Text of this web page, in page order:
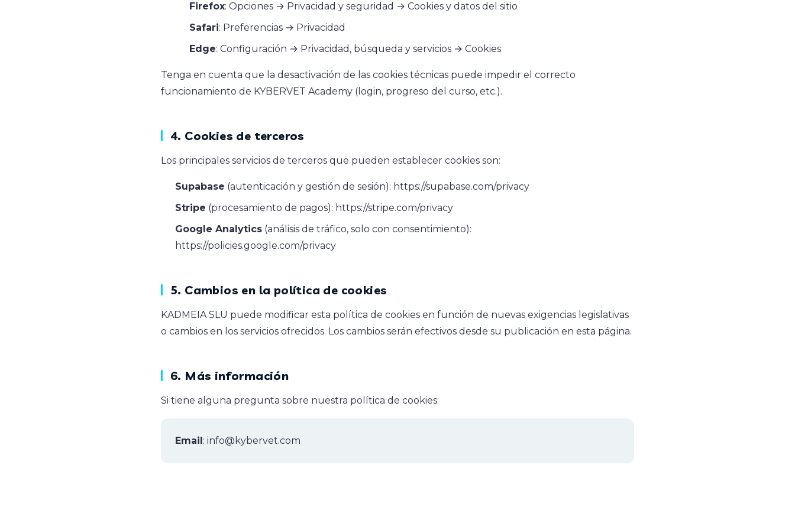
Firefox: Opciones → Privacidad y seguridad → Cookies y datos del sitio
Safari: Preferencias → Privacidad
Edge: Configuración → Privacidad, búsqueda y servicios → Cookies
Tenga en cuenta que la desactivación de las cookies técnicas puede impedir el correcto
funcionamiento de KYBERVET Academy (login, progreso del curso, etc.).
4. Cookies de terceros
Los principales servicios de terceros que pueden establecer cookies son:
Supabase (autenticación y gestión de sesión): https://supabase.com/privacy
Stripe (procesamiento de pagos): https://stripe.com/privacy
Google Analytics (análisis de tráfico, solo con consentimiento):
https://policies.google.com/privacy
5. Cambios en la política de cookies
KADMEIA SLU puede modificar esta política de cookies en función de nuevas exigencias legislativas
o cambios en los servicios ofrecidos. Los cambios serán efectivos desde su publicación en esta página.
6. Más información
Si tiene alguna pregunta sobre nuestra política de cookies:
Email: info@kybervet.com